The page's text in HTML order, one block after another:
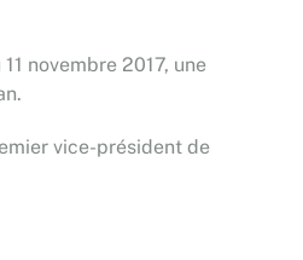
novembre 2017, une
vice-président de